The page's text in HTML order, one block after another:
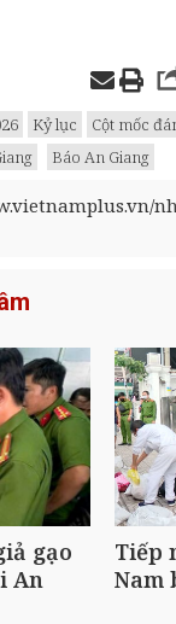
Kỷ lục Cột mốc
Báo An Giang
gạo
An
Tiếp
Nam